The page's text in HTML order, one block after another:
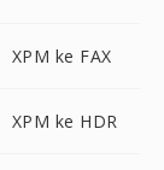
XPM ke FAX
XPM ke HDR